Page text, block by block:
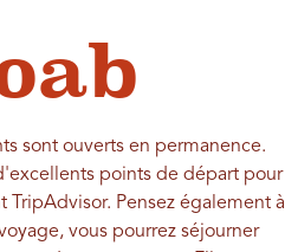
sont ouverts en permanence.
points de départ pour
Pensez également à
vous pourrez séjourner